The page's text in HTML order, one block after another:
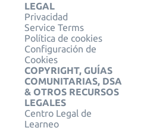
LEGAL
Privacidad
Service Terms
Política de cookies
Configuración de
Cookies
COPYRIGHT, GUÍAS
COMUNITARIAS, DSA
& OTROS RECURSOS
LEGALES
Centro Legal de
Learneo